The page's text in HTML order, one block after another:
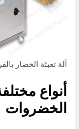
آلة تعبئة الخضار بالفراغ
أنواع
الخضروات